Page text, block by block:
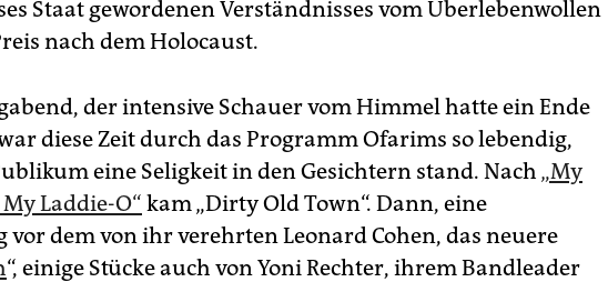
Staat gewordenen Verständnisses vom Überlebenwollen
nach dem Holocaust.
der intensive Schauer vom Himmel hatte ein Ende
diese Zeit durch das Programm Ofarims so lebendig,
eine Seligkeit in den Gesichtern stand. Nach „My
Laddie-O“ kam „Dirty Old Town“. Dann, eine
vor dem von ihr verehrten Leonard Cohen, das neuere
“, einige Stücke auch von Yoni Rechter, ihrem Bandleader